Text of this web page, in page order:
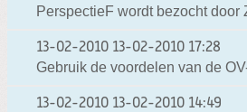
PerspectieF wordt bezocht door
13-02-2010 13-02-2010 17:28
Gebruik de voordelen van de
13-02-2010 13-02-2010 14:49